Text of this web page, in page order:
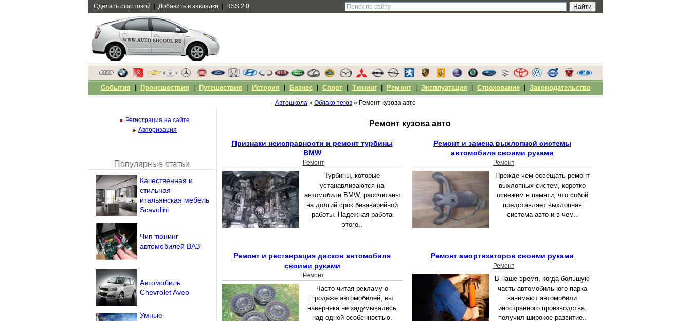
Автошкола » Облако тегов » Ремонт кузова авто
Ремонт кузова авто
Признаки неисправности и ремонт турбины
BMW
Ремонт
Турбины, которые
устанавливаются на
автомобили BMW, рассчитаны
на долгий срок безаварийной
работы. Надежная работа
этого..
Ремонт и замена выхлопной системы
автомобиля своими руками
Ремонт
Прежде чем освещать ремонт
выхлопных систем, коротко
освежим в памяти, что собой
представляет выхлопная
система авто и в чем..
Ремонт и реставрация дисков автомобиля
своими руками
Ремонт
Часто читая рекламу о
продаже автомобилей, вы
наверняка не задумывались
над одной особенностью.
Ремонт амортизаторов своими руками
Ремонт
В наше время, когда большую
часть автомобильного парка
занимают автомобили
иностранного производства,
получил широкое развитие..
Регистрация на сайте
Авторизация
Напомнить пароль?
Популярные статьи
Качественная и
стильная
итальянская мебель
Scavolini
Чип тюнинг
автомобилей ВАЗ
Автомобиль
Chevrolet Aveo
Умные
Сделать стартовой Добавить в закладки RSS 2.0
События Происшествия Путешествия История Бизнес| Спорт| Тюнинг| Ремонт| Эксплуатация Страхование| Законодательство